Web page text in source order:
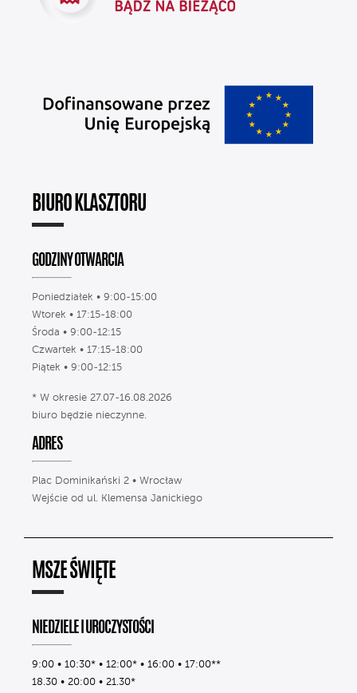
BIURO KLASZTORU
GODZINY OTWARCIA
Poniedziałek • 9:00-15:00
Wtorek • 17:15-18:00
Środa • 9:00-12:15
Czwartek • 17:15-18:00
Piątek • 9:00-12:15
* W okresie 27.07-16.08.2026
biuro będzie nieczynne.
ADRES
Plac Dominikański 2 • Wrocław
Wejście od ul. Klemensa Janickiego
MSZE ŚWIĘTE
NIEDZIELE I UROCZYSTOŚCI
9:00 • 10:30* • 12:00* • 16:00 • 17:00**
18.30 • 20:00 • 21.30*